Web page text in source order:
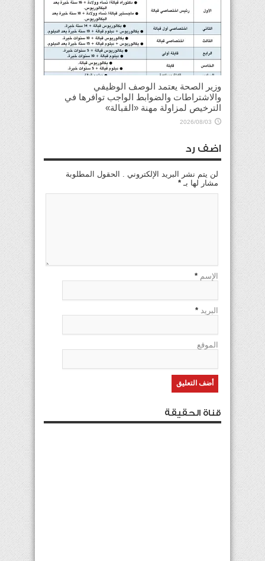
وزير الصحة يعتمد الوصف الوظيفي
والاشتراطات والضوابط الواجب توافرها في
الترخيص لمزاولة مهنة «القبالة»
2026/08/03
اضف رد
لن يتم نشر البريد الإلكتروني . الحقول المطلوبة
مشار لها بـ *
الإسم *
البريد *
الموقع
قناة الحقيقة